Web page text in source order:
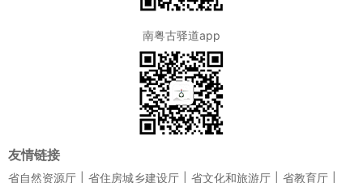
南粤古驿道app
友情链接
省自然资源厅 省住房城乡建设厅 省文化和旅游厅 省教育厅